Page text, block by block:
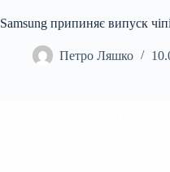
Samsung припиняє випуск
Петро Ляшко